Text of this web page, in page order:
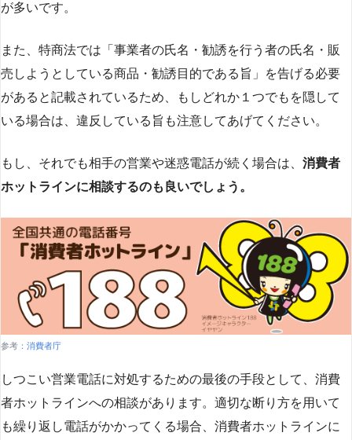
が多いです​​。
また、特商法では「事業者の氏名・勧誘を行う者の氏名・販
売しようとしている商品・勧誘目的である旨」を告げる必要
があると記載されているため、もしどれか１つでもを隠して
いる場合は、違反している旨も注意してあげてください。
もし、それでも相手の営業や迷惑電話が続く場合は、 消費者
ホットラインに相談するのも良いでしょう。
参考： 消費者庁
しつこい営業電話に対処するための最後の手段として、消費
者ホットラインへの相談があります。適切な断り方を用いて
も繰り返し電話がかかってくる場合、消費者ホットラインに